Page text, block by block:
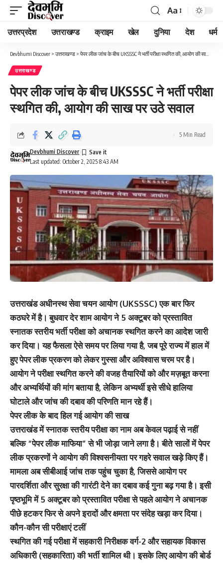
Font
Resizer
Aa
उत्तरप्रदेश उत्तराखण्ड क्राइम खेल दुनिया देश धर्म
Devbhumi Discover > उत्तराखण्ड > पेपर लीक जांच के बीच UKSSSC ने भर्ती परीक्षा स्थगित की, आयोग की साख पर उठे सवाल
उत्तराखण्ड
पेपर लीक जांच के बीच UKSSSC ने भर्ती परीक्षा
स्थगित की, आयोग की साख पर उठे सवाल
Last updated: October 2, 2025 8:43 AM
Devbhumi Discover
5 Min Read
उत्तराखंड अधीनस्थ सेवा चयन आयोग (UKSSSC) एक बार फिर
कठघरे में है। बुधवार देर शाम आयोग ने 5 अक्टूबर को प्रस्तावित
स्नातक स्तरीय भर्ती परीक्षा को अचानक स्थगित करने का आदेश जारी
कर दिया। यह फैसला ऐसे समय पर लिया गया है, जब पूरे राज्य में हाल में
हुए पेपर लीक प्रकरण को लेकर गुस्सा और अविश्वास चरम पर है।
आयोग ने परीक्षा स्थगित करने की वजह तैयारियों को और मज़बूत करना
और अभ्यर्थियों की मांग बताया है, लेकिन अभ्यर्थी इसे सीधे हालिया
घोटाले और जांच की दबाव की परिणति मान रहे हैं।
पेपर लीक के बाद हिल गई आयोग की साख
उत्तराखंड में स्नातक स्तरीय परीक्षा का नाम अब केवल पढ़ाई से नहीं
बल्कि “पेपर लीक माफिया” से भी जोड़ा जाने लगा है। बीते सालों में पेपर
लीक प्रकरणों ने आयोग की विश्वसनीयता पर गहरे सवाल खड़े किए हैं।
मामला अब सीबीआई जांच तक पहुंच चुका है, जिससे आयोग पर
पारदर्शिता और सुरक्षा की गारंटी देने का दबाव कई गुना बढ़ गया है। इसी
पृष्ठभूमि में 5 अक्टूबर को प्रस्तावित परीक्षा से पहले आयोग ने अचानक
पीछे हटकर फिर से अपने इरादों और क्षमता पर संदेह खड़ा कर दिया।
कौन-कौन सी परीक्षाएं टलीं
स्थगित की गई परीक्षा में सहकारी निरीक्षक वर्ग-2 और सहायक विकास
अधिकारी (सहकारिता) की भर्ती शामिल थी। इसके लिए आयोग की बोर्ड